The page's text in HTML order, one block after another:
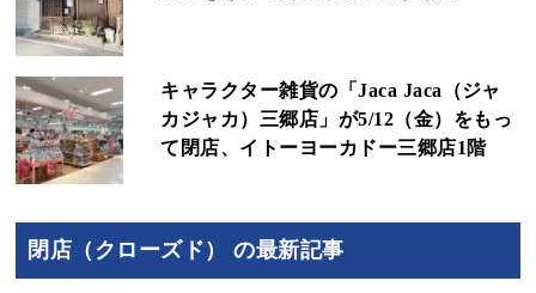
キャラクター雑貨の「Jaca Jaca（ジャ
カジャカ）三郷店」が5/12（金）をもっ
て閉店、イトーヨーカドー三郷店1階
閉店（クローズド） の最新記事